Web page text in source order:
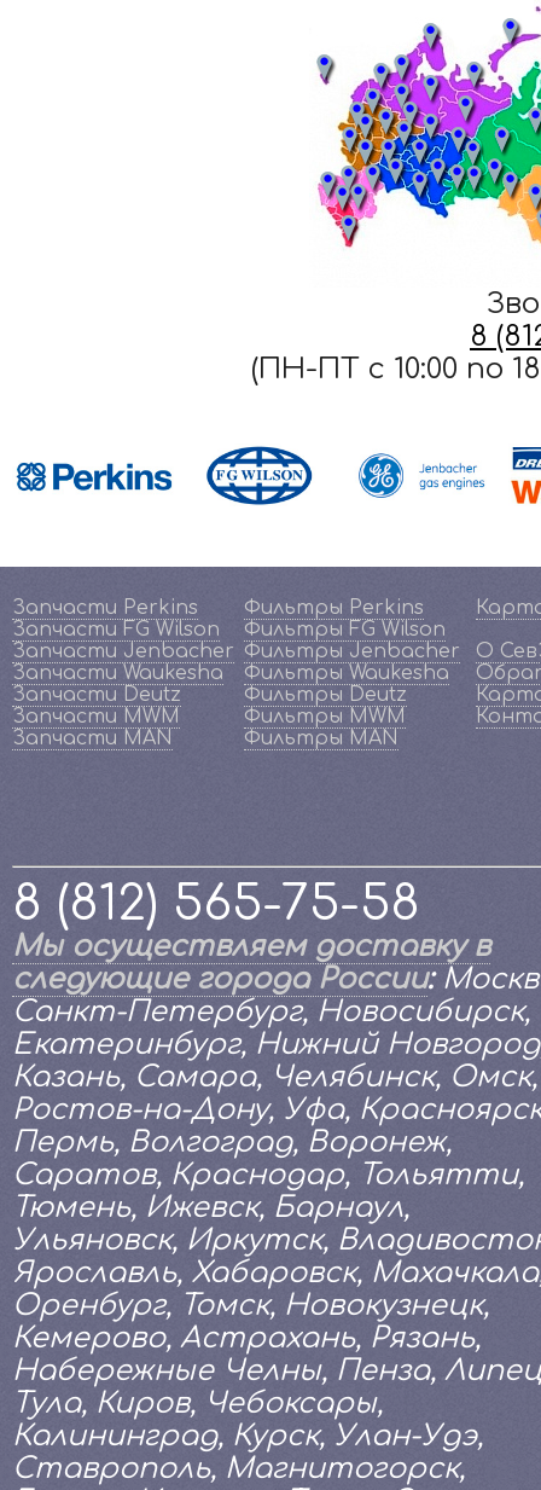
8
(ПН-ПТ c 10:00 по
Запчасти Perkins
Запчасти FG Wilson
Запчасти Jenbacher
Запчасти Waukesha
Запчасти Deutz
Запчасти MWM
Запчасти MAN
Фильтры Perkins
Фильтры FG Wilson
Фильтры Jenbacher
Фильтры Waukesha
Фильтры Deutz
Фильтры MWM
Фильтры MAN
О
8 (812) 565-75-58
Мы осуществляем доставку в
следующие города России:
Санкт-Петербург, Новосибирск,
Екатеринбург, Нижний
Казань, Самара, Челябинск, Омск,
Ростов-на-Дону, Уфа,
Пермь, Волгоград, Воронеж,
Саратов, Краснодар, Тольятти,
Тюмень, Ижевск, Барнаул,
Ульяновск, Иркутск,
Ярославль, Хабаровск,
Оренбург, Томск, Новокузнецк,
Кемерово, Астрахань, Рязань,
Набережные Челны, Пенза,
Тула, Киров, Чебоксары,
Калининград, Курск, Улан-Удэ,
Ставрополь, Магнитогорск,